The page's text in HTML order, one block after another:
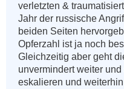
verletzten &
Jahr der russische
beiden Seiten
Opferzahl ist ja noch
Gleichzeitig aber geht
unvermindert weiter
eskalieren und